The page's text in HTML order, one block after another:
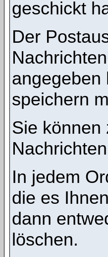
geschickt
Der
angegeben
speichern
Sie können
In jedem
die es
dann
löschen.